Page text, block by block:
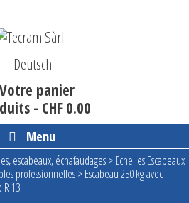
Deutsch
Votre panier
- CHF 0.00
Menu
escabeaux, échafaudages>Echelles Escabeaux
professionnelles>Escabeau 250 kg avec
R 13